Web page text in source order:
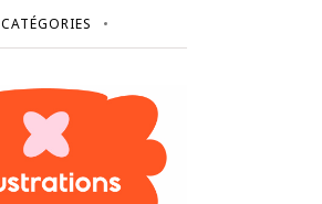
CATÉGORIES